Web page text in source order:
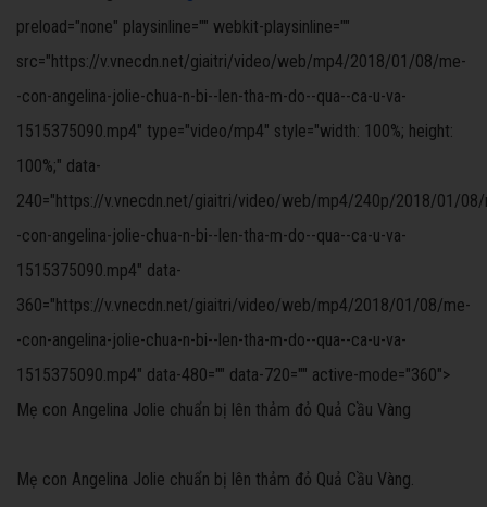
preload="none" playsinline="" webkit-playsinline=""
src="https://v.vnecdn.net/giaitri/video/web/mp4/2018/01/08/me-
-con-angelina-jolie-chua-n-bi--len-tha-m-do--qua--ca-u-va-
1515375090.mp4" type="video/mp4" style="width: 100%; height:
100%;" data-
240="https://v.vnecdn.net/giaitri/video/web/mp4/240p/2018/01/
-con-angelina-jolie-chua-n-bi--len-tha-m-do--qua--ca-u-va-
1515375090.mp4" data-
360="https://v.vnecdn.net/giaitri/video/web/mp4/2018/01/08/me-
-con-angelina-jolie-chua-n-bi--len-tha-m-do--qua--ca-u-va-
1515375090.mp4" data-480="" data-720="" active-mode="360">
Mẹ con Angelina Jolie chuẩn bị lên thảm đỏ Quả Cầu Vàng
Mẹ con Angelina Jolie chuẩn bị lên thảm đỏ Quả Cầu Vàng.